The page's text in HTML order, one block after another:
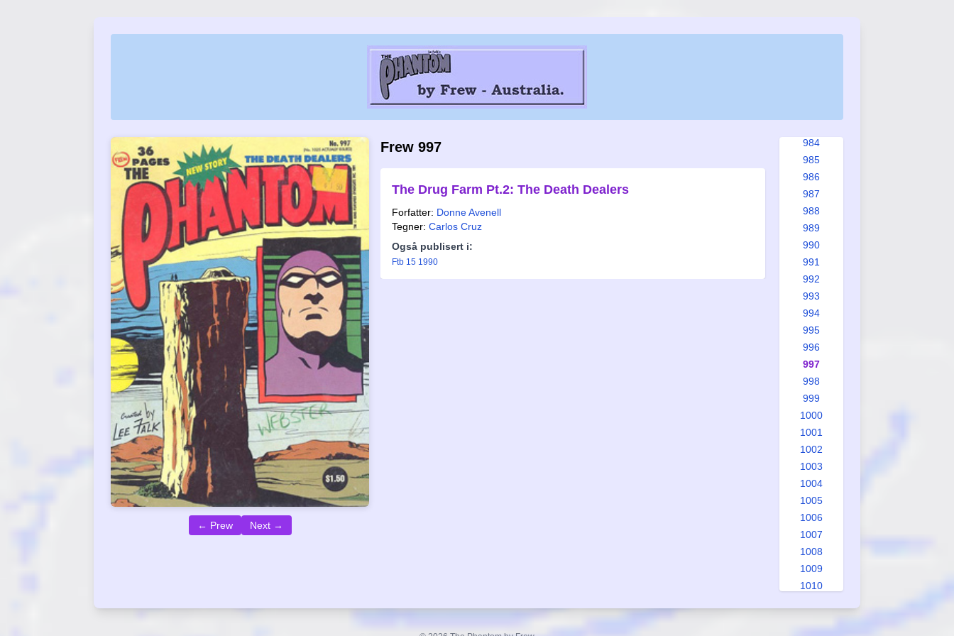
← Prew Next →
Frew 997
The Drug Farm Pt.2: The Death Dealers
Forfatter: Donne Avenell
Tegner: Carlos Cruz
Også publisert i:
Ftb 15 1990
984
985
986
987
988
989
990
991
992
993
994
995
996
997
998
999
1000
1001
1002
1003
1004
1005
1006
1007
1008
1009
1010